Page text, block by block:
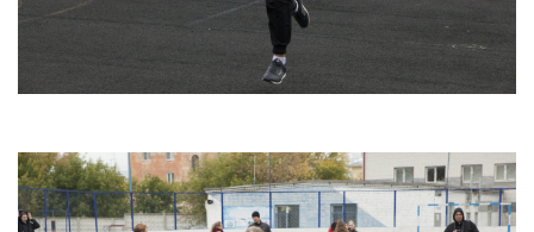
Информация о кадровом обеспечении, вакансии
Юридические реквизиты Центра
Антей
Апогей
Белая ладья